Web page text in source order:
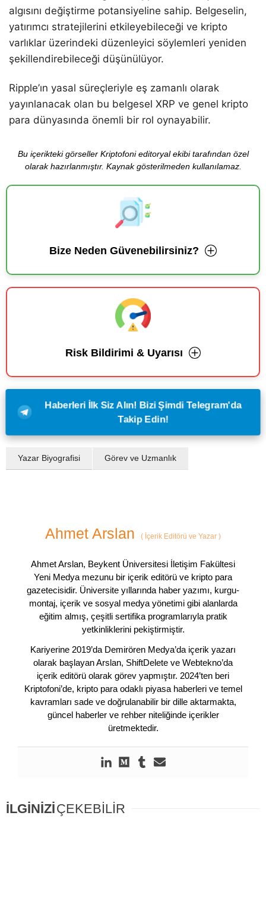
algısını değiştirme potansiyeline sahip. Belgeselin,
yatırımcı stratejilerini etkileyebileceği ve kripto
varlıklar üzerindeki düzenleyici söylemleri yeniden
şekillendirebileceği düşünülüyor.
Ripple’ın yasal süreçleriyle eş zamanlı olarak
yayınlanacak olan bu belgesel XRP ve genel kripto
para dünyasında önemli bir rol oynayabilir.
Bu içerikteki görseller Kriptofoni editoryal ekibi tarafından özel
olarak hazırlanmıştır. Kaynak gösterilmeden kullanılamaz.
Bize Neden Güvenebilirsiniz?
Risk Bildirimi & Uyarısı
Haberleri İlk Siz Alın! Bizi Şimdi Telegram'da
Takip Edin!
Yazar Biyografisi Görev ve Uzmanlık
Ahmet Arslan ( İçerik Editörü ve Yazar )
Ahmet Arslan, Beykent Üniversitesi İletişim Fakültesi
Yeni Medya mezunu bir içerik editörü ve kripto para
gazetecisidir. Üniversite yıllarında haber yazımı, kurgu-
montaj, içerik ve sosyal medya yönetimi gibi alanlarda
eğitim almış, çeşitli sertifika programlarıyla pratik
yetkinliklerini pekiştirmiştir.
Kariyerine 2019’da Demirören Medya’da içerik yazarı
olarak başlayan Arslan, ShiftDelete ve Webtekno’da
içerik editörü olarak görev yapmıştır. 2024’ten beri
Kriptofoni’de, kripto para odaklı piyasa haberleri ve temel
kavramları sade ve doğrulanabilir bir dille aktarmakta,
güncel haberler ve rehber niteliğinde içerikler
üretmektedir.
İLGİNİZİÇEKEBİLİR